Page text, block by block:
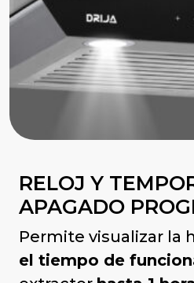
RELOJ Y
APAGADO
Permite visualizar la
el tiempo de